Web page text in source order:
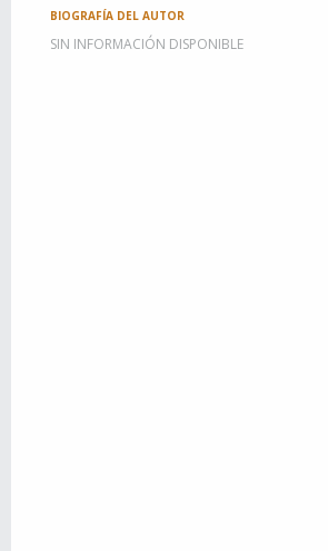
BIOGRAFÍA DEL AUTOR
SIN INFORMACIÓN DISPONIBLE